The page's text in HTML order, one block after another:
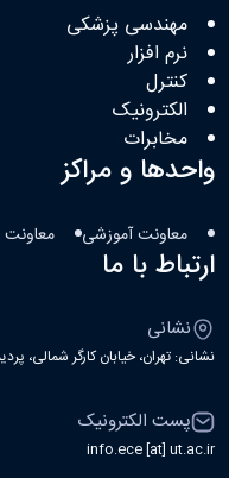
مهندسی پزشکی
نرم افزار
کنترل
الکترونیک
مخابرات
واحدها و مراکز
معاونت آموزشی
ارتباط با ما
نشانی
نشانی: تهران، خیابان کارگر شمالی،
پست الکترونیک
info.ece [at] ut.ac.ir